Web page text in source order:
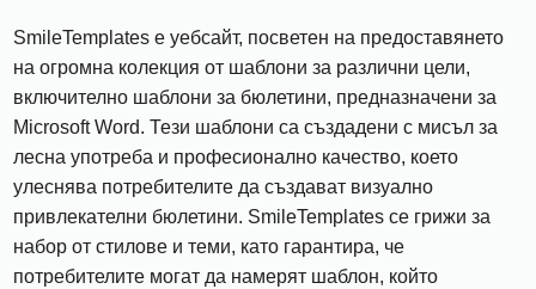
SmileTemplates е уебсайт, посветен на предоставянето
на огромна колекция от шаблони за различни цели,
включително шаблони за бюлетини, предназначени за
Microsoft Word. Тези шаблони са създадени с мисъл за
лесна употреба и професионално качество, което
улеснява потребителите да създават визуално
привлекателни бюлетини. SmileTemplates се грижи за
набор от стилове и теми, като гарантира, че
потребителите могат да намерят шаблон, който